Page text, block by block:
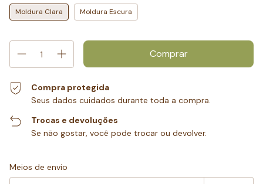
Moldura Clara Moldura Escura
Compra protegida
Seus dados cuidados durante toda a compra.
Trocas e devoluções
Se não gostar, você pode trocar ou devolver.
Entregas para o CEP:
Meios de envio